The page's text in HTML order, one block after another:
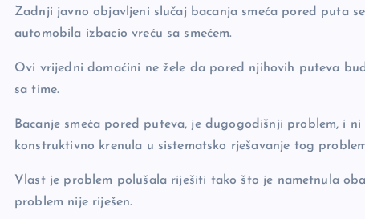
b
o
k
Li
k
g
Zadnji javno objavljeni slučaj bacanja smeća pored puta
automobila izbacio vreću sa smećem.
Ovi vrijedni domaćini ne žele da pored njihovih puteva
sa time.
Bacanje smeća pored puteva, je dugogodišnji problem, i
konstruktivno krenula u sistematsko rješavanje tog
Vlast je problem polušala riješiti tako što je nametnula
problem nije riješen.